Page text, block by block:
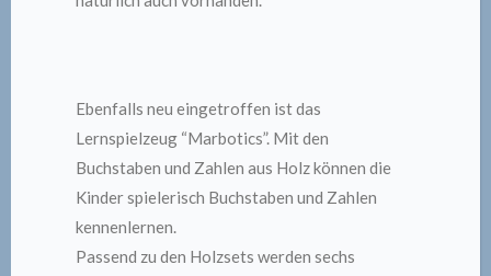
Ebenfalls neu eingetroffen ist das
Lernspielzeug “Marbotics”. Mit den
Buchstaben und Zahlen aus Holz können die
Kinder spielerisch Buchstaben und Zahlen
kennenlernen.
Passend zu den Holzsets werden sechs